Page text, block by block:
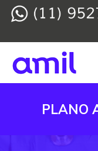
Skip
PLANO